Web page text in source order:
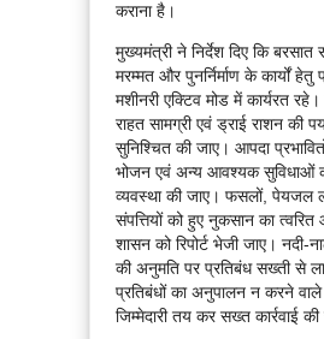
कराना है।
मुख्यमंत्री ने निर्देश दिए कि बरसात
मरम्मत और पुनर्निर्माण के कार्यों हेतु
मशीनरी एक्टिव मोड में कार्यरत
राहत सामग्री एवं ड्राई राशन की
सुनिश्चित की जाए। आपदा
भोजन एवं अन्य आवश्यक सुविधाओं
व्यवस्था की जाए। फसलों, पेयजल
संपत्तियों को हुए नुकसान का
शासन को रिपोर्ट भेजी जाए। नदी-
की अनुमति पर प्रतिबंध सख्ती से
प्रतिबंधों का अनुपालन न करने वाले
जिम्मेदारी तय कर सख्त कार्रवाई की